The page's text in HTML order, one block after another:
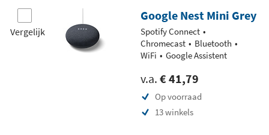
Vergelijk
Google Nest Mini Grey
Spotify Connect
Chromecast
Bluetooth
WiFi
Google Assistent
v.a. € 41,79
Op voorraad
13 winkels